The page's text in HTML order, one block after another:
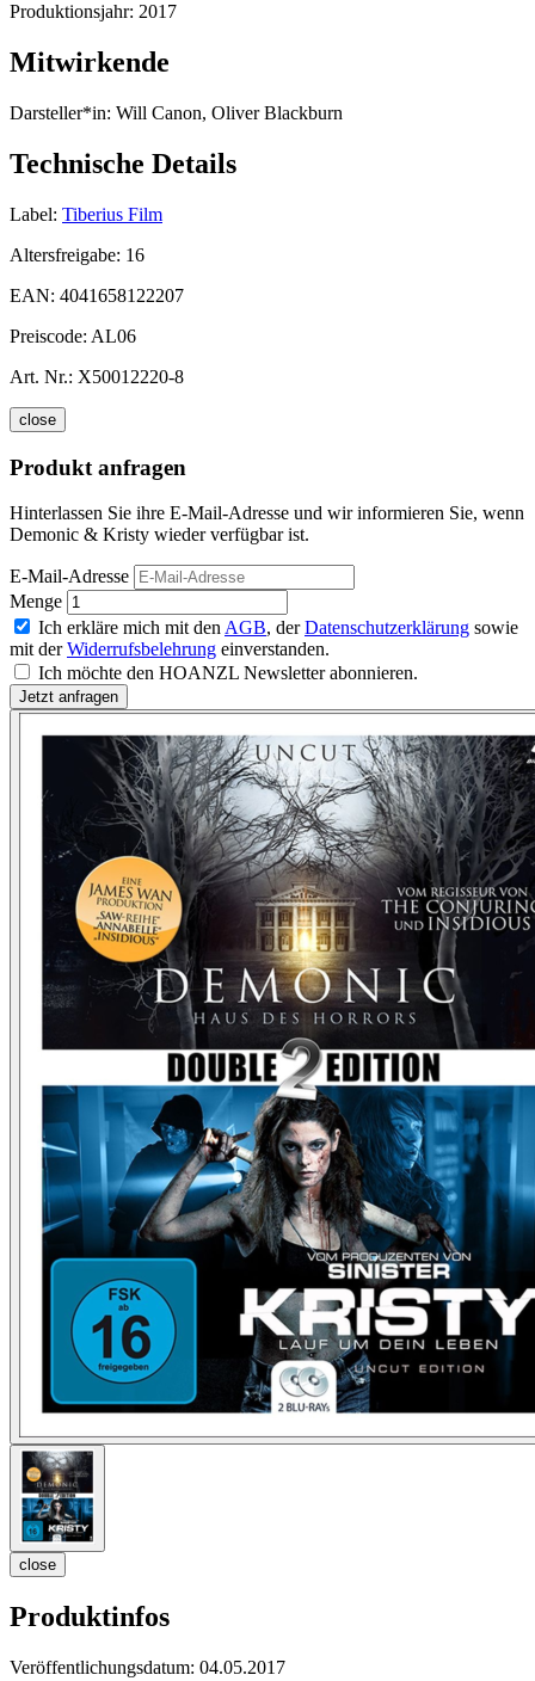
Produktionsjahr: 2017
Mitwirkende
Darsteller*in: Will Canon, Oliver Blackburn
Technische Details
Label: Tiberius Film
Altersfreigabe: 16
EAN: 4041658122207
Preiscode: AL06
Art. Nr.: X50012220-8
close
Produkt anfragen
Hinterlassen Sie ihre E-Mail-Adresse und wir informieren Sie, wenn
Demonic & Kristy wieder verfügbar ist.
E-Mail-Adresse
Menge
Ich erkläre mich mit den AGB, derDatenschutzerklärung sowie
mit derWiderrufsbelehrung einverstanden.
Ich möchte den HOANZL Newsletter abonnieren.
close
Produktinfos
Veröffentlichungsdatum: 04.05.2017